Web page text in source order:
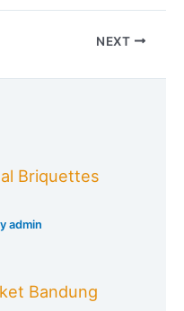
NEXT
Briquettes
admin
Bandung